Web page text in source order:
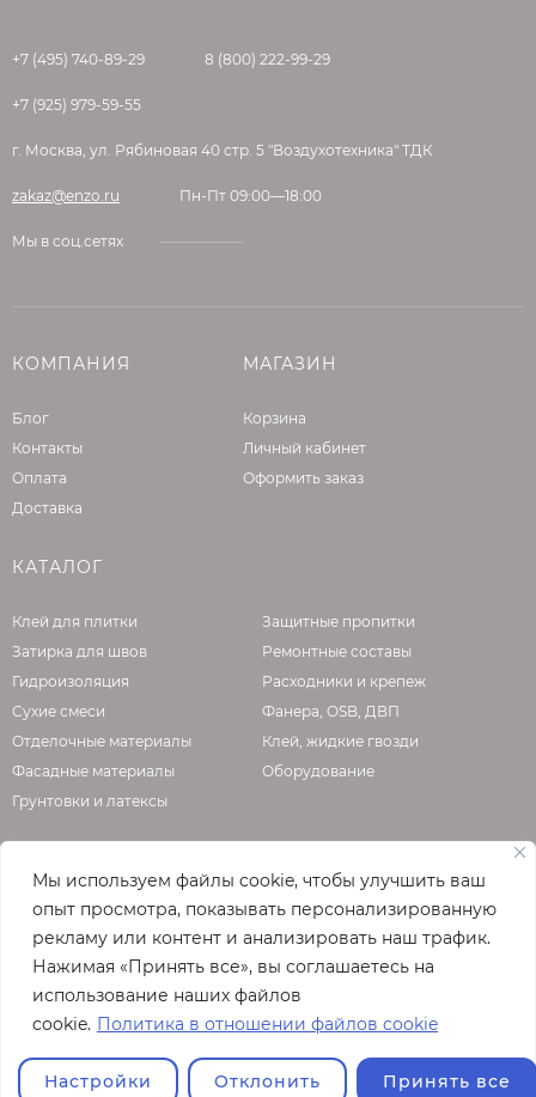
Мы используем файлы cookie, чтобы улучшить ваш
опыт просмотра, показывать персонализированную
рекламу или контент и анализировать наш трафик.
Нажимая «Принять все», вы соглашаетесь на
использование наших файлов
cookie. Политика в отношении файлов cookie
Настройки Отклонить Принять все
+7 (495) 740-89-29 8 (800) 222-99-29
+7 (925) 979-59-55
г. Москва, ул. Рябиновая 40 стр. 5 "Воздухотехника" ТДК
zakaz@enzo.ru Пн-Пт 09:00—18:00
Мы в соц.сетях
КОМПАНИЯ
Блог
Контакты
Оплата
Доставка
МАГАЗИН
Корзина
Личный кабинет
Оформить заказ
КАТАЛОГ
Клей для плитки
Затирка для швов
Гидроизоляция
Сухие смеси
Отделочные материалы
Фасадные материалы
Грунтовки и латексы
Защитные пропитки
Ремонтные составы
Расходники и крепеж
Фанера, OSB, ДВП
Клей, жидкие гвозди
Оборудование
О КОМПАНИИ
Официальная страница сайта
Полная версия сайта